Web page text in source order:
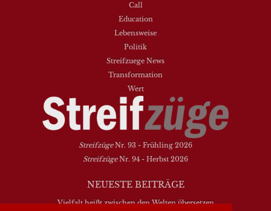
Call
Education
Lebensweise
Politik
Streifzuege News
Transformation
Wert
StreifzügeNr. 93 - Frühling 2026
StreifzügeNr. 94 - Herbst 2026
NEUESTE BEITRÄGE
Vielfalt heißt zwischen den Welten übersetzen